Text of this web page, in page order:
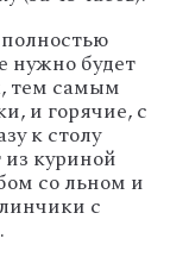
нужно будет
тем самым
и горячие, с
к столу
куриной
со льном и
с